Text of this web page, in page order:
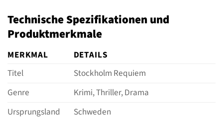
Technische Spezifikationen und
Produktmerkmale
MERKMAL
DETAILS
Titel
Stockholm Requiem
Genre
Krimi, Thriller, Drama
Ursprungsland
Schweden